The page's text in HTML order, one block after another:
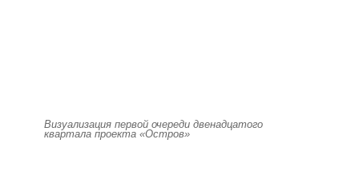
Визуализация первой очереди двенадцатого
квартала проекта «Остров»